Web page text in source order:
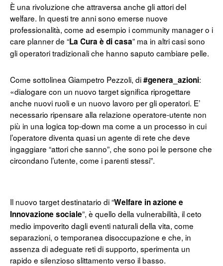
È una rivoluzione che attraversa anche gli attori del
welfare. In questi tre anni sono emerse nuove
professionalità, come ad esempio i community manager o i
care planner de “La Cura è di casa” ma in altri casi sono
gli operatori tradizionali che hanno saputo cambiare pelle.
Come sottolinea Giampetro Pezzoli, di#genera_azioni:
«dialogare con un nuovo target significa riprogettare
anche nuovi ruoli e un nuovo lavoro per gli operatori. E’
necessario ripensare alla relazione operatore-utente non
più in una logica top-down ma come a un processo in cui
l’operatore diventa quasi un agente di rete che deve
ingaggiare “attori che sanno”, che sono poi le persone che
circondano l’utente, come i parenti stessi”.
Il nuovo target destinatario di “Welfare in azione e
Innovazione sociale”, è quello della vulnerabilità, il ceto
medio impoverito dagli eventi naturali della vita, come
separazioni, o temporanea disoccupazione e che, in
assenza di adeguate reti di supporto, sperimenta un
rapido e silenzioso slittamento verso il basso.